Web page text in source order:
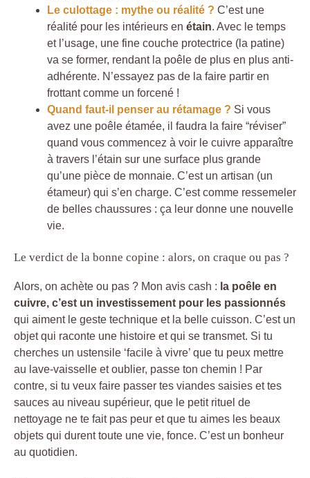
Le culottage : mythe ou réalité ? C’est une
réalité pour les intérieurs en étain. Avec le temps
et l’usage, une fine couche protectrice (la patine)
va se former, rendant la poêle de plus en plus anti-
adhérente. N’essayez pas de la faire partir en
frottant comme un forcené !
Quand faut-il penser au rétamage ? Si vous
avez une poêle étamée, il faudra la faire “réviser”
quand vous commencez à voir le cuivre apparaître
à travers l’étain sur une surface plus grande
qu’une pièce de monnaie. C’est un artisan (un
étameur) qui s’en charge. C’est comme ressemeler
de belles chaussures : ça leur donne une nouvelle
vie.
Le verdict de la bonne copine : alors, on craque ou pas ?
Alors, on achète ou pas ? Mon avis cash : la poêle en
cuivre, c’est un investissement pour les passionnés
qui aiment le geste technique et la belle cuisson. C’est un
objet qui raconte une histoire et qui se transmet. Si tu
cherches un ustensile ‘facile à vivre’ que tu peux mettre
au lave-vaisselle et oublier, passe ton chemin ! Par
contre, si tu veux faire passer tes viandes saisies et tes
sauces au niveau supérieur, que le petit rituel de
nettoyage ne te fait pas peur et que tu aimes les beaux
objets qui durent toute une vie, fonce. C’est un bonheur
au quotidien.